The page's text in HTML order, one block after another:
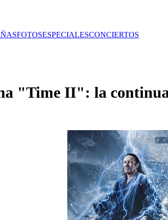
FOTOSESPECIALESCONCIERTOS
"Time II": la